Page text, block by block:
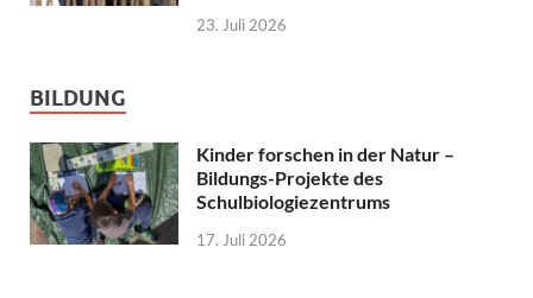
23. Juli 2026
BILDUNG
Kinder forschen in der Natur –
Bildungs-Projekte des
Schulbiologiezentrums
17. Juli 2026